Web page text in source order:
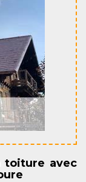
toiture avec